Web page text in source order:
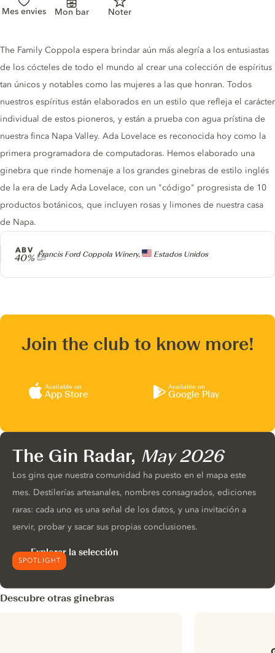
Mes envies Mon bar Noter
Producer
Francis Ford Coppola Winery, Estados Unidos
ABV
40%
Gin description
The Family Coppola espera brindar aún más alegría a los entusiastas
de los cócteles de todo el mundo al crear una colección de espíritus
tan únicos y notables como las mujeres a las que honran. Todos
nuestros espíritus están elaborados en un estilo que refleja el carácter
individual de estos pioneros, y están a prueba con agua prístina de
nuestra finca Napa Valley. Ada Lovelace es reconocida hoy como la
primera programadora de computadoras. Hemos elaborado una
ginebra que rinde homenaje a los grandes ginebras de estilo inglés
de la era de Lady Ada Lovelace, con un "código" progresista de 10
productos botánicos, que incluyen rosas y limones de nuestra casa
de Napa.
Join the club to know more!
Available on
App Store
Available on
Google Play
SPOTLIGHT
The Gin Radar, May 2026
Los gins que nuestra comunidad ha puesto en el mapa este
mes. Destilerías artesanales, nombres consagrados, ediciones
raras: cada uno es una señal de los datos, y una invitación a
servir, probar y sacar sus propias conclusiones.
Explorar la selección
Descubre otras ginebras